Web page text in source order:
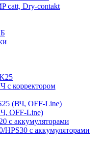
catt, Dry-contakt
с корректором
(ВЧ, OFF-Line)
OFF-Line)
с аккумуляторами
с аккумуляторами